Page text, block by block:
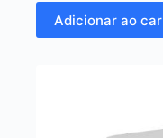
Adicionar ao